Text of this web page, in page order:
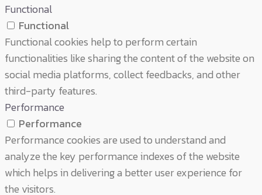
Functional
Functional
Functional cookies help to perform certain
functionalities like sharing the content of the website on
social media platforms, collect feedbacks, and other
third-party features.
Performance
Performance
Performance cookies are used to understand and
analyze the key performance indexes of the website
which helps in delivering a better user experience for
the visitors.